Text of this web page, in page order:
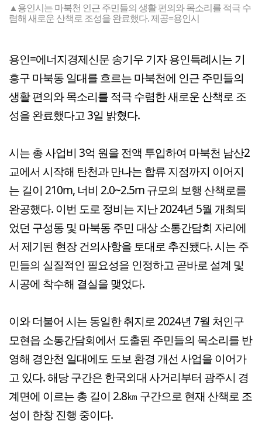
▲용인시는 마북천 인근 주민들의 생활 편의와 목소리를 적극 수
렴해 새로운 산책로 조성을 완료했다. 제공=용인시
용인=에너지경제신문 송기우 기자 용인특례시는 기
흥구 마북동 일대를 흐르는 마북천에 인근 주민들의
생활 편의와 목소리를 적극 수렴한 새로운 산책로 조
성을 완료했다고 3일 밝혔다.
시는 총 사업비 3억 원을 전액 투입하여 마북천 남산2
교에서 시작해 탄천과 만나는 합류 지점까지 이어지
는 길이 210m, 너비 2.0~2.5m 규모의 보행 산책로를
완공했다. 이번 도로 정비는 지난 2024년 5월 개최되
었던 구성동 및 마북동 주민 대상 소통간담회 자리에
서 제기된 현장 건의사항을 토대로 추진됐다. 시는 주
민들의 실질적인 필요성을 인정하고 곧바로 설계 및
시공에 착수해 결실을 맺었다.
이와 더불어 시는 동일한 취지로 2024년 7월 처인구
모현읍 소통간담회에서 도출된 주민들의 목소리를 반
영해 경안천 일대에도 도보 환경 개선 사업을 이어가
고 있다. 해당 구간은 한국외대 사거리부터 광주시 경
계면에 이르는 총 길이 2.8㎞ 구간으로 현재 산책로 조
성이 한창 진행 중이다.